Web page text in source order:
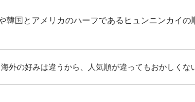
韓国とアメリカのハーフであるヒュンニンカイの
外の好みは違うから、人気順が違ってもおかしくな